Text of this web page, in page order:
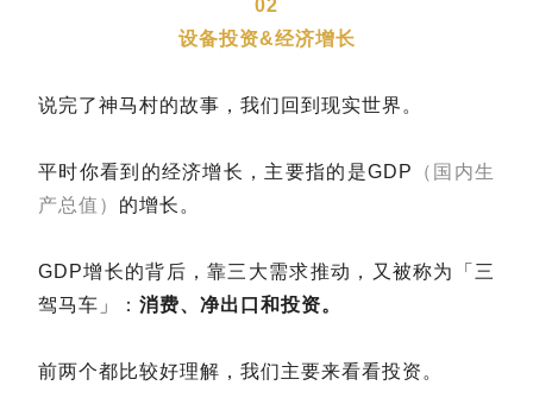
02
设备投资&经济增长
说完了神马村的故事，我们回到现实世界。
平时你看到的经济增长，主要指的是GDP
（国内生
产总值） 的增长。
GDP增长的背后，靠三大需求推动，又被称为「三
驾马车」： 消费、净出口 和投资。
前两个都比较好理解，我们主要来看看投资。